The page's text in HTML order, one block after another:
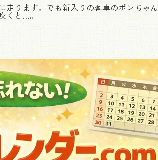
走ります。でも新入りの客車のポンちゃん
くと…。